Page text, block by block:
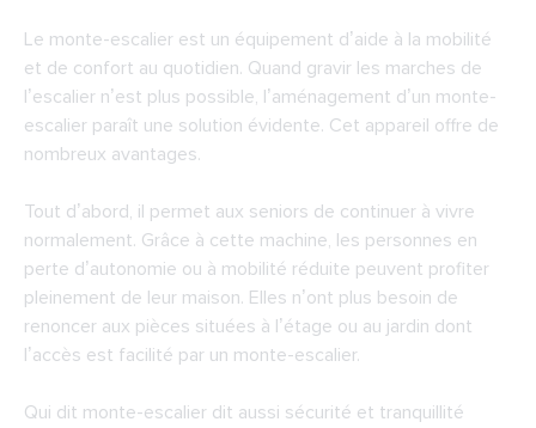
Clermont-Ferrand
Trouver un installateur de monte-escalier à
Clermont-Ferrand
Le monte-escalier est un équipement d’aide à la mobilité
et de confort au quotidien. Quand gravir les marches de
l’escalier n’est plus possible, l’aménagement d’un monte-
escalier paraît une solution évidente. Cet appareil offre de
nombreux avantages.
Tout d’abord, il permet aux seniors de continuer à vivre
normalement. Grâce à cette machine, les personnes en
perte d’autonomie ou à mobilité réduite peuvent profiter
pleinement de leur maison. Elles n’ont plus besoin de
renoncer aux pièces situées à l’étage ou au jardin dont
l’accès est facilité par un monte-escalier.
Qui dit monte-escalier dit aussi sécurité et tranquillité